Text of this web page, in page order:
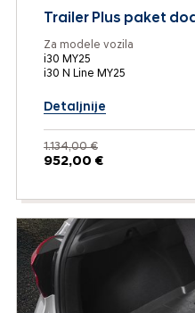
Trailer Plus paket
Za modele vozila
i30 MY25
i30 N Line MY25
Detaljnije
1.134,00 €
952,00 €